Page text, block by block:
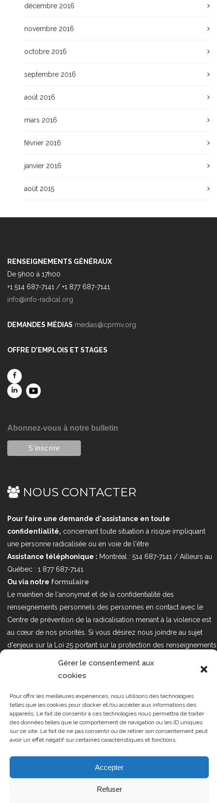
Gérer le consentement aux
cookies
Pour offrir les meilleures expériences, nous utilisons des technologies
telles que les cookies pour stocker et/ou accéder aux informations des
appareils. Le fait de consentir à ces technologies nous permettra de traiter
des données telles que le comportement de navigation ou les ID uniques
sur ce site. Le fait de ne pas consentir ou de retirer son consentement peut
avoir un effet négatif sur certaines caractéristiques et fonctions.
Accepter
Refuser
décembre 2016
novembre 2016
octobre 2016
septembre 2016
août 2016
mars 2016
février 2016
janvier 2016
août 2015
RENSEIGNEMENTS GÉNÉRAUX
De 9h00 à 17h00
+1 514 687-7141 / +1 877 687-7141
info@info-radical.org
DEMANDES MÉDIAS medias@cprmv.org
OFFRE D'EMPLOIS ET STAGES
Abonnez-vous à notre bulletin
NOUS CONTACTER
Pour faire une demande d'assistance en toute
confidentialité, concernant toute situation à risque impliquant
une personne radicalisée ou en voie de l'être
Assistance téléphonique : Montréal : 514 687-7141 / Ailleurs au
Québec : 1 877 687-7141
Ou via notre formulaire
Le maintien de l'anonymat et de la confidentialité des
renseignements personnels des personnes en contact avec le
Centre de prévention de la radicalisation menant à la violence est
au cœur de nos priorités. Si vous désirez nous joindre au sujet
d'enjeux sur la Loi 25 portant sur la protection des renseignements
nous à l'adresse courriel suivant : loi25@cprmv.org Pour en savoir
Tous droits réservés @2019 CPRMV
| Centre de prévention de la
radicalisation menant à la violence
(CPRMV)